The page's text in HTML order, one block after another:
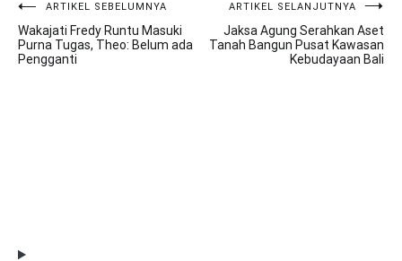
Navigasi
pos
ARTIKEL SEBELUMNYA
Wakajati Fredy Runtu Masuki
Purna Tugas, Theo: Belum ada
Pengganti
ARTIKEL SELANJUTNYA
Jaksa Agung Serahkan Aset
Tanah Bangun Pusat Kawasan
Kebudayaan Bali